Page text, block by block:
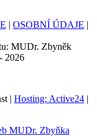
| OSOBNÍ ÚDAJE |
MUDr. Zbyněk
2026
| Hosting: Active24 |
MUDr. Zbyňka